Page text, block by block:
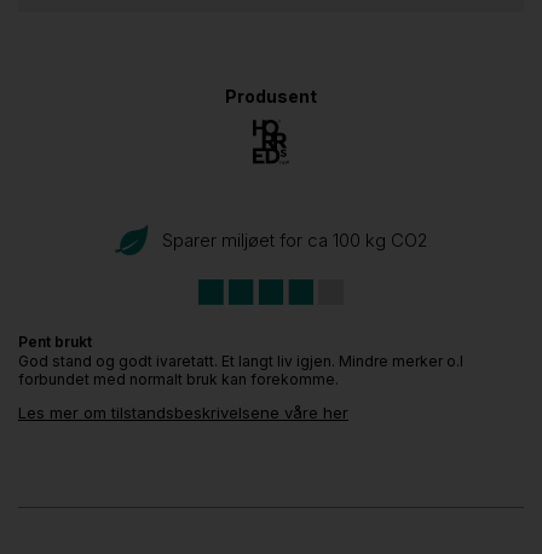
Produsent
Sparer miljøet for ca 100 kg CO2
Pent brukt
God stand og godt ivaretatt. Et langt liv igjen. Mindre merker o.l
forbundet med normalt bruk kan forekomme.
Les mer om tilstandsbeskrivelsene våre her